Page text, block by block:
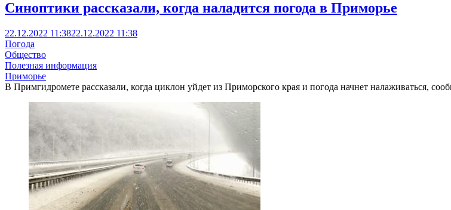
Синоптики рассказали, когда наладится погода в Приморье
22.12.2022 11:3822.12.2022 11:38
Погода
Общество
Полезная информация
Приморье
В Примгидромете рассказали, когда циклон уйдет из Приморского края и погода начнет налаживаться,